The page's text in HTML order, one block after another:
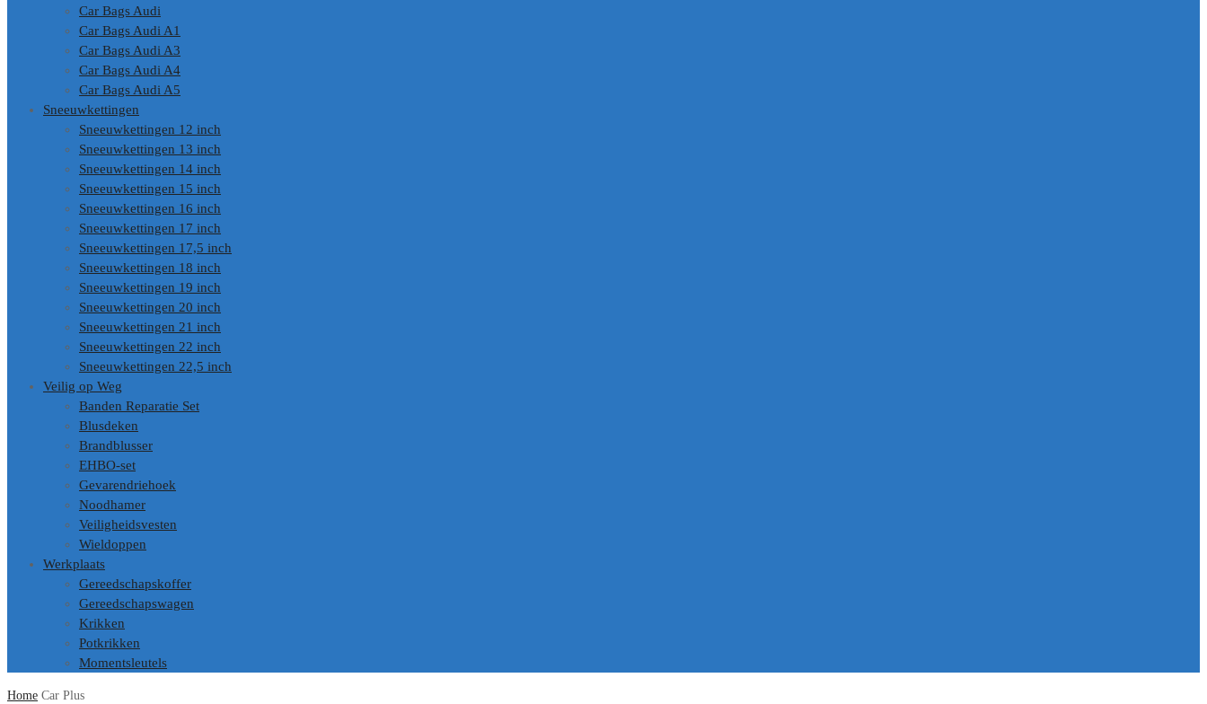
Car Bags Audi
Car Bags Audi A1
Car Bags Audi A3
Car Bags Audi A4
Car Bags Audi A5
Sneeuwkettingen
Sneeuwkettingen 12 inch
Sneeuwkettingen 13 inch
Sneeuwkettingen 14 inch
Sneeuwkettingen 15 inch
Sneeuwkettingen 16 inch
Sneeuwkettingen 17 inch
Sneeuwkettingen 17,5 inch
Sneeuwkettingen 18 inch
Sneeuwkettingen 19 inch
Sneeuwkettingen 20 inch
Sneeuwkettingen 21 inch
Sneeuwkettingen 22 inch
Sneeuwkettingen 22,5 inch
Veilig op Weg
Banden Reparatie Set
Blusdeken
Brandblusser
EHBO-set
Gevarendriehoek
Noodhamer
Veiligheidsvesten
Wieldoppen
Werkplaats
Gereedschapskoffer
Gereedschapswagen
Krikken
Potkrikken
Momentsleutels
Home Car Plus